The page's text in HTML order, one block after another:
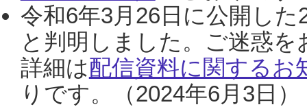
令和6年3月26日に公開し
と判明しました。ご迷惑
詳細は配信資料に関するお
りです。（2024年6月3日）